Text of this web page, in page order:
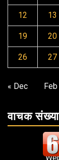
12 13
19 20
26 27
« Dec Feb
वाचक संख्या